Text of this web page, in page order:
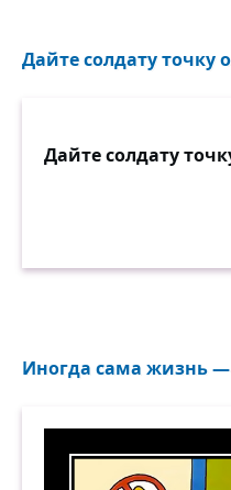
Дайте солдату точку
Дайте солдату
Иногда сама жизнь